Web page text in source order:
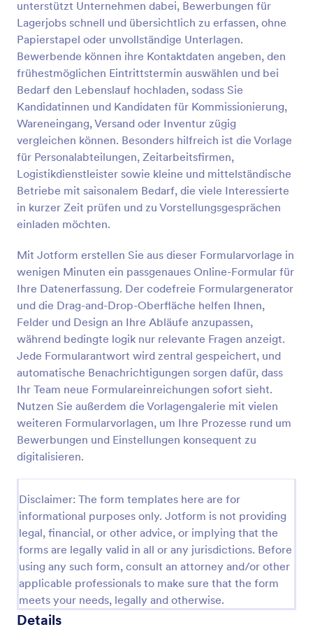
unterstützt Unternehmen dabei, Bewerbungen für
Lagerjobs schnell und übersichtlich zu erfassen, ohne
Papierstapel oder unvollständige Unterlagen.
Bewerbende können ihre Kontaktdaten angeben, den
frühestmöglichen Eintrittstermin auswählen und bei
Bedarf den Lebenslauf hochladen, sodass Sie
Kandidatinnen und Kandidaten für Kommissionierung,
Wareneingang, Versand oder Inventur zügig
vergleichen können. Besonders hilfreich ist die Vorlage
für Personalabteilungen, Zeitarbeitsfirmen,
Logistikdienstleister sowie kleine und mittelständische
Betriebe mit saisonalem Bedarf, die viele Interessierte
in kurzer Zeit prüfen und zu Vorstellungsgesprächen
einladen möchten.
Mit Jotform erstellen Sie aus dieser Formularvorlage in
wenigen Minuten ein passgenaues Online-Formular für
Ihre Daten­erfassung. Der codefreie Formulargenerator
und die Drag-and-Drop-Oberfläche helfen Ihnen,
Felder und Design an Ihre Abläufe anzupassen,
während bedingte logik nur relevante Fragen anzeigt.
Jede Formularantwort wird zentral gespeichert, und
automatische Benachrichtigungen sorgen dafür, dass
Ihr Team neue Formulareinreichungen sofort sieht.
Nutzen Sie außerdem die Vorlagengalerie mit vielen
weiteren Formularvorlagen, um Ihre Prozesse rund um
Bewerbungen und Einstellungen konsequent zu
digitalisieren.
Disclaimer: The form templates here are for
informational purposes only. Jotform is not providing
legal, financial, or other advice, or implying that the
forms are legally valid in all or any jurisdictions. Before
using any such form, consult an attorney and/or other
applicable professionals to make sure that the form
meets your needs, legally and otherwise.
Details
Vorschau
Lebenslauf Sammelformular
Ein Lebenslauf-Sammelformular wird von
Personalvermittlern verwendet, um Informationen
von Stellenbewerbern zu sammeln. Wenn Sie ein
Personalvermittler sind, verwenden Sie eine
kostenlose Vorlage für ein Lebenslauf-
Sammelformular, um Lebensläufe online zu sammeln
und Ihren Arbeitsablauf effizienter zu gestalten!
Go to Category:
Jobbewerbungsformulare